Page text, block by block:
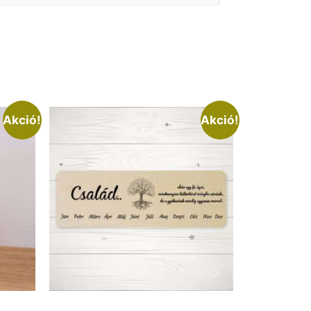
Akció! Akció!